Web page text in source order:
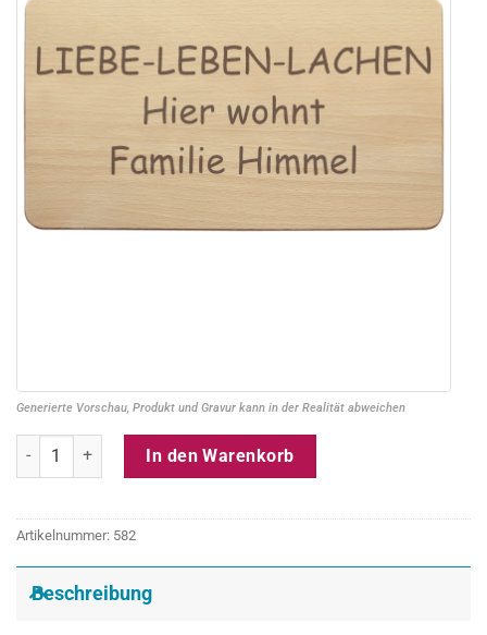
Generierte Vorschau, Produkt und Gravur kann in der Realität abweichen
Familienschild aus Holz mit individueller Gravur Menge
In den Warenkorb
Artikelnummer: 582
Beschreibung